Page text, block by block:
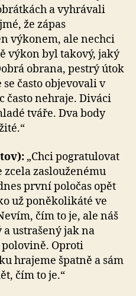
a vyhrávali
že zápas
výkonem, ale nechci
výkon byl takový, jaký
obrana, pestrý útok
se často objevovali v
často nehraje. Diváci
tváře. Dva body
„Chci pogratulovat
zaslouženému
první poločas opět
už poněkolikáté ve
čím to je, ale náš
ustrašený jak na
Oproti
hrajeme špatně a sám
čím to je.“